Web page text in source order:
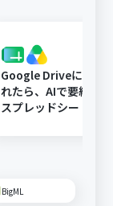
Google Driveに文書
れたら、AIで要約し
スプレッドシートの
BigML